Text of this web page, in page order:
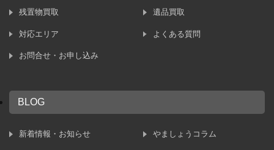
残置物買取 遺品買取
対応エリア よくある質問
お問合せ・お申し込み
BLOG
新着情報・お知らせ やましょうコラム